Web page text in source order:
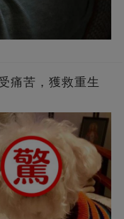
痛苦，獲救重生